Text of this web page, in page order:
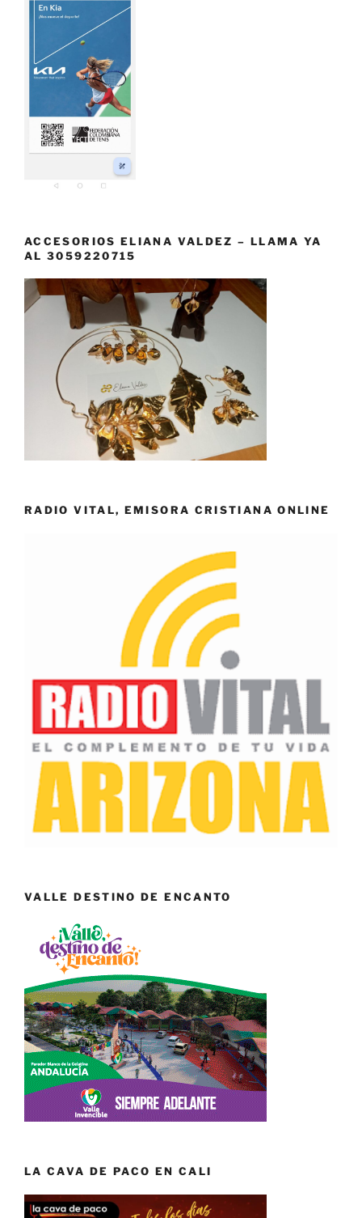
ACCESORIOS ELIANA VALDEZ – LLAMA YA
AL 3059220715
RADIO VITAL, EMISORA CRISTIANA ONLINE
VALLE DESTINO DE ENCANTO
LA CAVA DE PACO EN CALI